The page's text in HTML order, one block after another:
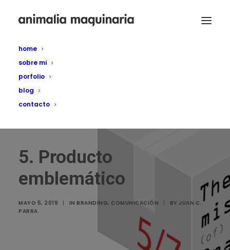
home
sobre mi
porfolio
blog
contacto
5. Producto
emblemático
MAYO 5, 2019 | IN BRANDING, COMUNICACIÓN | BY JUAN C.
PARRA